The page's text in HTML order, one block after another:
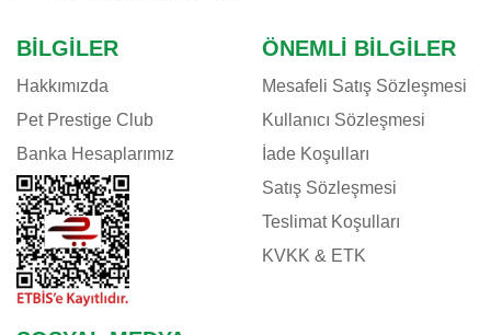
BILGILER
Hakkımızda
Pet Prestige Club
Banka Hesaplarımız
ÖNEMLI BILGILER
Mesafeli Satış Sözleşmesi
Kullanıcı Sözleşmesi
İade Koşulları
Satış Sözleşmesi
Teslimat Koşulları
KVKK & ETK